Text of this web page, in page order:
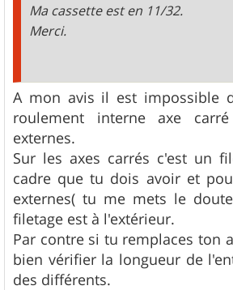
Ma cassette est en 11/32.
Merci.
A mon avis il est impossible
roulement interne axe
externes.
Sur les axes carrés c'est un
cadre que tu dois avoir et
externes( tu me mets le
filetage est à l'extérieur.
Par contre si tu remplaces ton
bien vérifier la longueur de
des différents.